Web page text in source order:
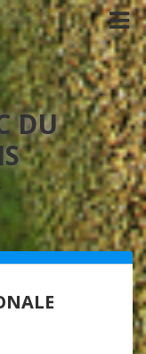
DU